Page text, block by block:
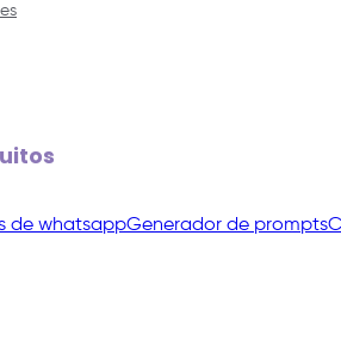
de whatsappGenerador de prompts